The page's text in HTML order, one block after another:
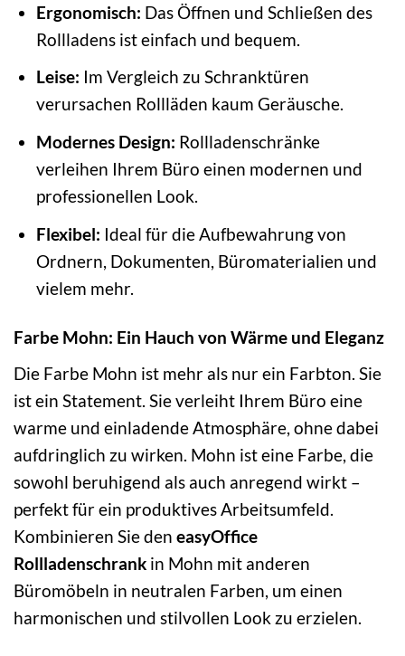
Ergonomisch: Das Öffnen und Schließen des
Rollladens ist einfach und bequem.
Leise: Im Vergleich zu Schranktüren
verursachen Rollläden kaum Geräusche.
Modernes Design: Rollladenschränke
verleihen Ihrem Büro einen modernen und
professionellen Look.
Flexibel: Ideal für die Aufbewahrung von
Ordnern, Dokumenten, Büromaterialien und
vielem mehr.
Farbe Mohn: Ein Hauch von Wärme und Eleganz
Die Farbe Mohn ist mehr als nur ein Farbton. Sie
ist ein Statement. Sie verleiht Ihrem Büro eine
warme und einladende Atmosphäre, ohne dabei
aufdringlich zu wirken. Mohn ist eine Farbe, die
sowohl beruhigend als auch anregend wirkt –
perfekt für ein produktives Arbeitsumfeld.
Kombinieren Sie den easyOffice
Rollladenschrank in Mohn mit anderen
Büromöbeln in neutralen Farben, um einen
harmonischen und stilvollen Look zu erzielen.